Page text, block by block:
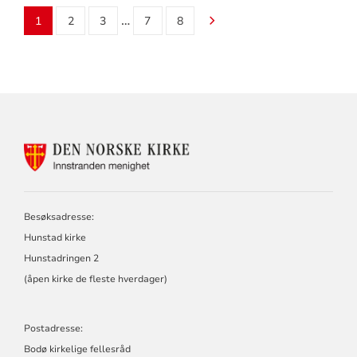
1 2 3 … 7 8
Besøksadresse:
Hunstad kirke
Hunstadringen 2
(åpen kirke de fleste hverdager)
Postadresse:
Bodø kirkelige fellesråd